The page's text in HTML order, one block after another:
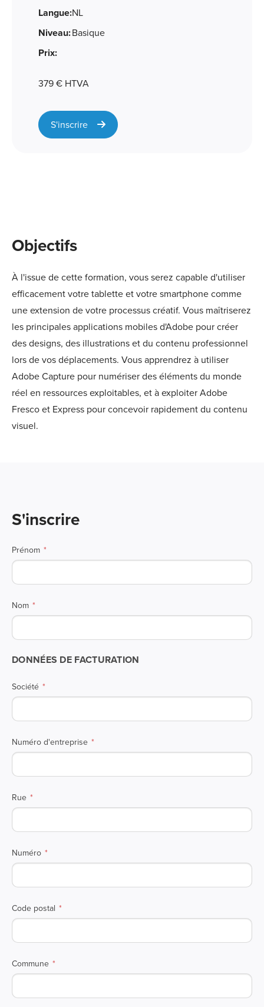
Langue:NL
Niveau:Basique
Prix:
379 € HTVA
S'inscrire
Objectifs
À l'issue de cette formation, vous serez capable d'utiliser
efficacement votre tablette et votre smartphone comme
une extension de votre processus créatif. Vous maîtriserez
les principales applications mobiles d'Adobe pour créer
des designs, des illustrations et du contenu professionnel
lors de vos déplacements. Vous apprendrez à utiliser
Adobe Capture pour numériser des éléments du monde
réel en ressources exploitables, et à exploiter Adobe
Fresco et Express pour concevoir rapidement du contenu
visuel.
S'inscrire
Prénom
Nom
DONNÉES DE FACTURATION
Société
Numéro d'entreprise
Rue
Numéro
Code postal
Commune